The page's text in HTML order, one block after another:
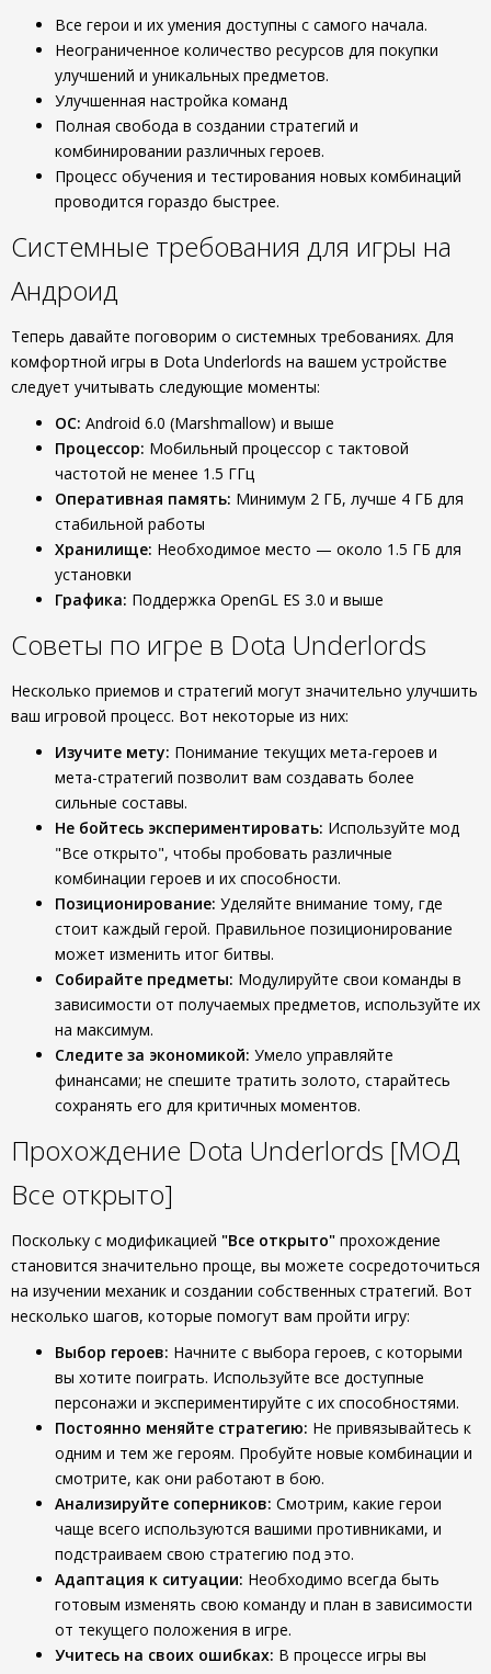
Все герои и их умения доступны с самого начала.
Неограниченное количество ресурсов для покупки
улучшений и уникальных предметов.
Улучшенная настройка команд
Полная свобода в создании стратегий и
комбинировании различных героев.
Процесс обучения и тестирования новых комбинаций
проводится гораздо быстрее.
Системные требования для игры на
Андроид
Теперь давайте поговорим о системных требованиях. Для
комфортной игры в Dota Underlords на вашем устройстве
следует учитывать следующие моменты:
ОС: Android 6.0 (Marshmallow) и выше
Процессор: Мобильный процессор с тактовой
частотой не менее 1.5 ГГц
Оперативная память: Минимум 2 ГБ, лучше 4 ГБ для
стабильной работы
Хранилище: Необходимое место — около 1.5 ГБ для
установки
Графика: Поддержка OpenGL ES 3.0 и выше
Советы по игре в Dota Underlords
Несколько приемов и стратегий могут значительно улучшить
ваш игровой процесс. Вот некоторые из них:
Изучите мету: Понимание текущих мета-героев и
мета-стратегий позволит вам создавать более
сильные составы.
Не бойтесь экспериментировать: Используйте мод
"Все открыто", чтобы пробовать различные
комбинации героев и их способности.
Позиционирование: Уделяйте внимание тому, где
стоит каждый герой. Правильное позиционирование
может изменить итог битвы.
Собирайте предметы: Модулируйте свои команды в
зависимости от получаемых предметов, используйте их
на максимум.
Следите за экономикой: Умело управляйте
финансами; не спешите тратить золото, старайтесь
сохранять его для критичных моментов.
Прохождение Dota Underlords [МОД
Все открыто]
Поскольку с модификацией "Все открыто" прохождение
становится значительно проще, вы можете сосредоточиться
на изучении механик и создании собственных стратегий. Вот
несколько шагов, которые помогут вам пройти игру:
Выбор героев: Начните с выбора героев, с которыми
вы хотите поиграть. Используйте все доступные
персонажи и экспериментируйте с их способностями.
Постоянно меняйте стратегию: Не привязывайтесь к
одним и тем же героям. Пробуйте новые комбинации и
смотрите, как они работают в бою.
Анализируйте соперников: Смотрим, какие герои
чаще всего используются вашими противниками, и
подстраиваем свою стратегию под это.
Адаптация к ситуации: Необходимо всегда быть
готовым изменять свою команду и план в зависимости
от текущего положения в игре.
Учитесь на своих ошибках: В процессе игры вы